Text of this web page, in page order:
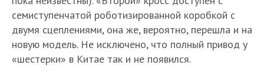
семиступенчатой роботизированной коробкой с
двумя сцеплениями, она же, вероятно, перешла и на
новую модель. Не исключено, что полный привод у
«шестерки» в Китае так и не появился.